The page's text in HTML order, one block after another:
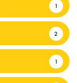
1
2
1